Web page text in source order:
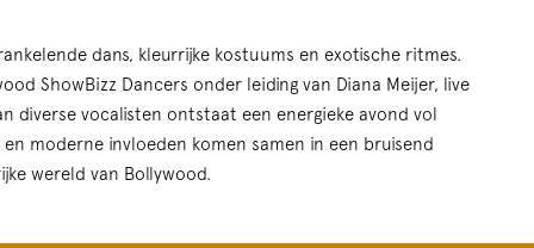
dans, kleurrijke kostuums en exotische ritmes.
ShowBizz Dancers onder leiding van Diana Meijer, live
diverse vocalisten ontstaat een energieke avond vol
moderne invloeden komen samen in een bruisend
wereld van Bollywood.